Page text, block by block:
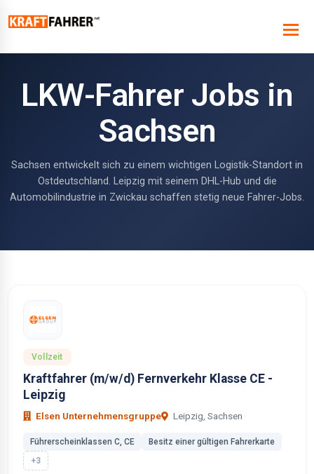
LKW-Fahrer Jobs in
Sachsen
Sachsen entwickelt sich zu einem wichtigen Logistik-Standort in
Ostdeutschland. Leipzig mit seinem DHL-Hub und die
Automobilindustrie in Zwickau schaffen stetig neue Fahrer-Jobs.
Vollzeit
Kraftfahrer (m/w/d) Fernverkehr Klasse CE -
Leipzig
Elsen Unternehmensgruppe Leipzig, Sachsen
Führerscheinklassen C, CE
Besitz einer gültigen Fahrerkarte
+3